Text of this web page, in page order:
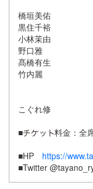
橋垣美佑
黒住千裕
小林茉由
野口雅
髙橋有生
竹内麗
こぐれ修
■
料金：全
■HP https://
■Twitter